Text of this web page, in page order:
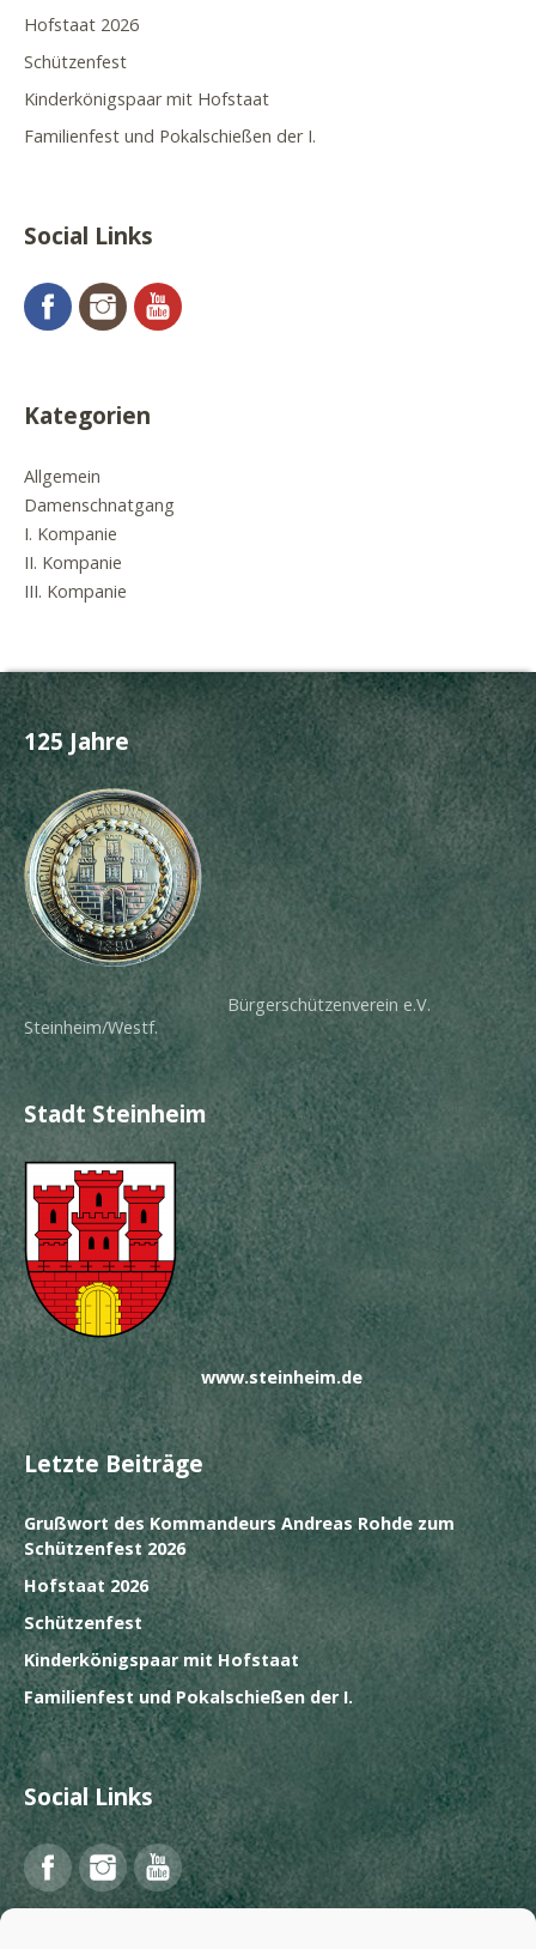
Hofstaat 2026
Schützenfest
Kinderkönigspaar mit Hofstaat
Familienfest und Pokalschießen der I.
Social Links
FacebookInstagram
Kategorien
Allgemein
Damenschnatgang
I. Kompanie
II. Kompanie
III. Kompanie
125 Jahre
Bürgerschützenverein e.V.
Steinheim/Westf.
Stadt Steinheim
www.steinheim.de
Letzte Beiträge
Grußwort des Kommandeurs Andreas Rohde zum
Schützenfest 2026
Hofstaat 2026
Schützenfest
Kinderkönigspaar mit Hofstaat
Familienfest und Pokalschießen der I.
Social Links
FacebookInstagramYouTube